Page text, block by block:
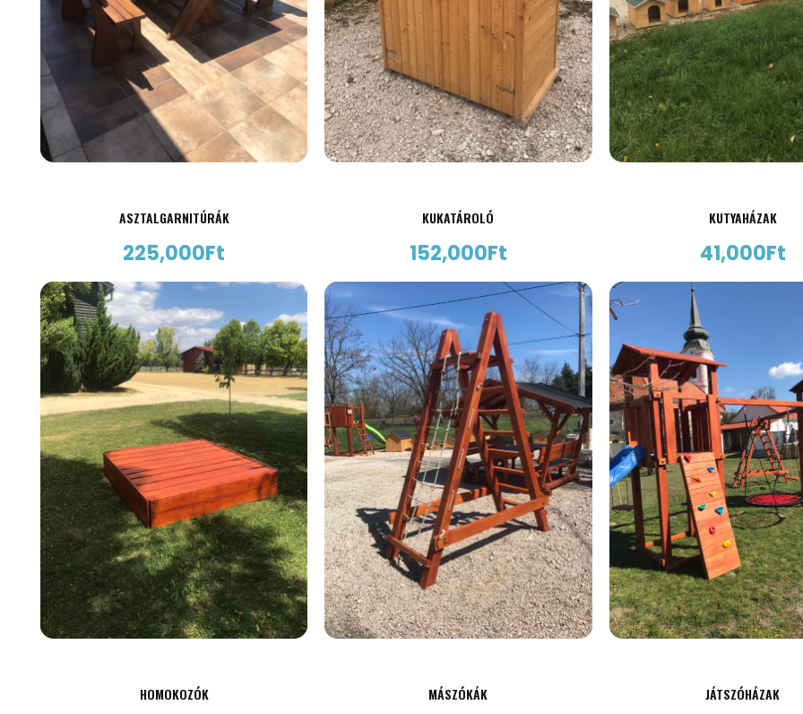
ASZTALGARNITÚRÁK
225,000Ft
AJÁNLATKÉRÉS
KUKATÁROLÓ
152,000Ft
AJÁNLATKÉRÉS
KUTYAHÁZAK
41,000Ft
HOMOKOZÓK MÁSZÓKÁK JÁTSZÓHÁZAK